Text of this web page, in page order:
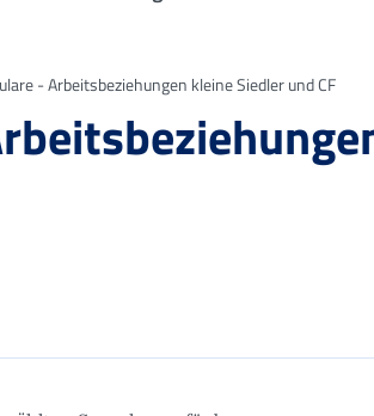
- Arbeitsbeziehungen kleine Siedler und CF